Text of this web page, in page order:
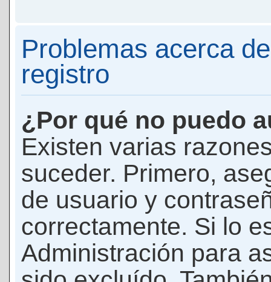
Problemas acerca
registro
¿Por qué no puedo
Existen varias
suceder. Primero,
de usuario y
correctamente. Si lo
Administración para